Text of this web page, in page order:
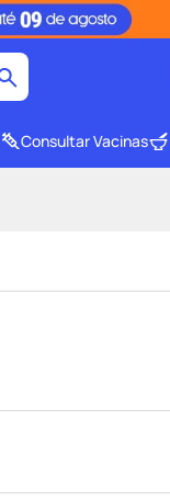
Consultar Vacinas